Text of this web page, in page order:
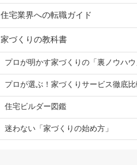
住宅業界への転職ガイド
家づくりの教科書
プロが明かす家づくりの「裏ノウハウ
プロが選ぶ！家づくりサービス徹底比
住宅ビルダー図鑑
迷わない「家づくりの始め方」